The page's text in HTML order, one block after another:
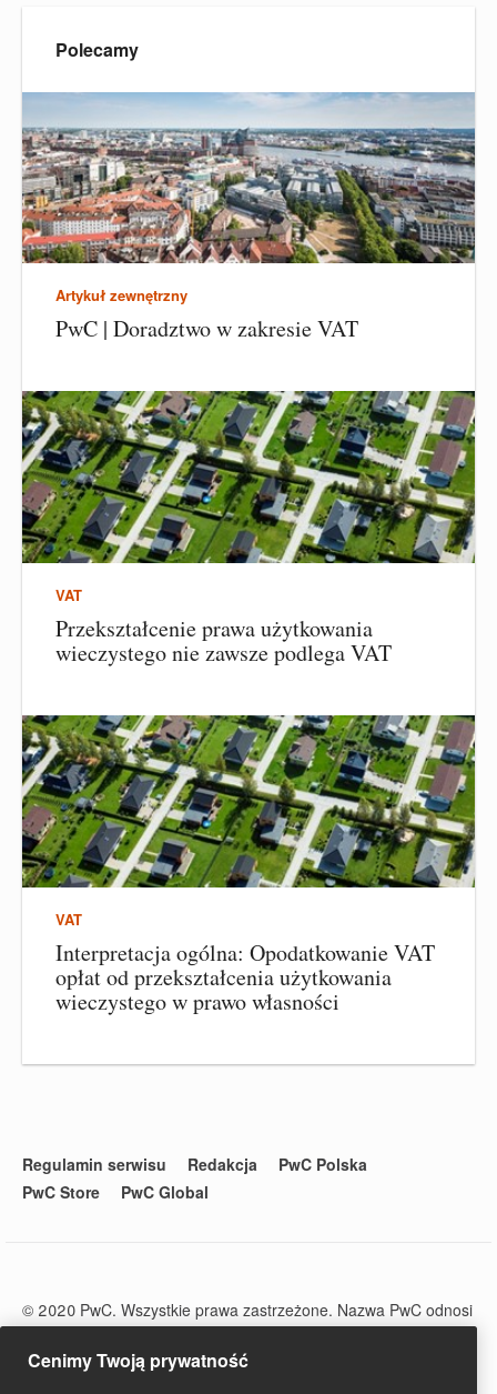
Polecamy
Artykuł zewnętrzny
PwC | Doradztwo w zakresie VAT
VAT
Przekształcenie prawa użytkowania
wieczystego nie zawsze podlega VAT
VAT
Interpretacja ogólna: Opodatkowanie VAT
opłat od przekształcenia użytkowania
wieczystego w prawo własności
Regulamin serwisu Redakcja
PwC Polska
PwC Store
PwC Global
© 2020 PwC. Wszystkie prawa zastrzeżone. Nazwa PwC odnosi
się do firm wchodzących w skład sieci PwC, z których każda
stanowi odrębny podmiot prawny. Więcej informacji na stronie
www.pwc.com/structure.
Cenimy Twoją prywatność